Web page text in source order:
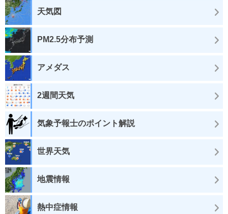
天気図
PM2.5分布予測
アメダス
2週間天気
気象予報士のポイント解説
世界天気
地震情報
熱中症情報